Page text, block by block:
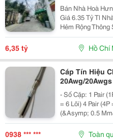
Bán Nhà Hoà
Giá 6.35 Tỷ Tl
Hẻm Rộng
3.4M X 14.5M. *
Hoàn Thiện
6,35 tỷ Hồ Chí
Cáp Tín Hiệu
20Awg/
Nẵng, Huế
- Số Cặp: 1 Pair
= 6 Lõi) 4 Pair (4P = 8 Lõi) - Tiết
(&Asymp; 0.5
)/ 2 Lớp Chống
Vật Liệu: Đồng...
0938 *** *** Toàn